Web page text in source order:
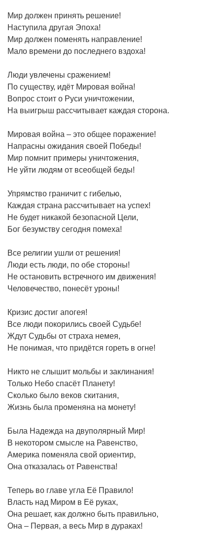
Мир должен принять решение!
Наступила другая Эпоха!
Мир должен поменять направление!
Мало времени до последнего вздоха!
Люди увлечены сражением!
По существу, идёт Мировая война!
Вопрос стоит о Руси уничтожении,
На выигрыш рассчитывает каждая сторона.
Мировая война – это общее поражение!
Напрасны ожидания своей Победы!
Мир помнит примеры уничтожения,
Не уйти людям от всеобщей беды!
Упрямство граничит с гибелью,
Каждая страна рассчитывает на успех!
Не будет никакой безопасной Цели,
Бог безумству сегодня помеха!
Все религии ушли от решения!
Люди есть люди, по обе стороны!
Не остановить встречного им движения!
Человечество, понесёт уроны!
Кризис достиг апогея!
Все люди покорились своей Судьбе!
Ждут Судьбы от страха немея,
Не понимая, что придётся гореть в огне!
Никто не слышит мольбы и заклинания!
Только Небо спасёт Планету!
Сколько было веков скитания,
Жизнь была променяна на монету!
Была Надежда на двуполярный Мир!
В некотором смысле на Равенство,
Америка поменяла свой ориентир,
Она отказалась от Равенства!
Теперь во главе угла Её Правило!
Власть над Миром в Её руках,
Она решает, как должно быть правильно,
Она – Первая, а весь Мир в дураках!